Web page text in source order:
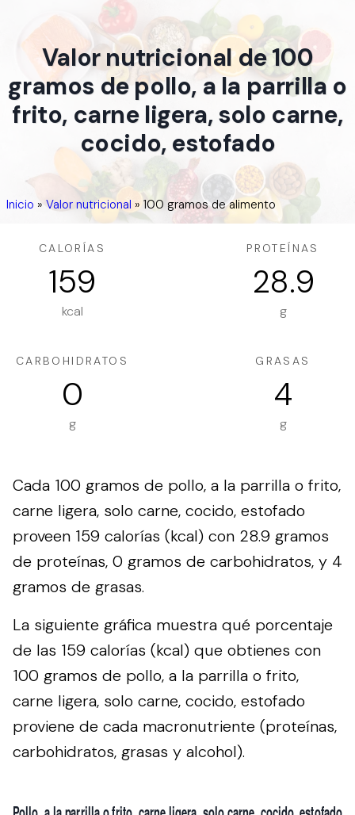
Valor nutricional de 100
gramos de pollo, a la parrilla o
frito, carne ligera, solo carne,
cocido, estofado
Inicio »Valor nutricional » 100 gramos de alimento
CALORÍAS
159
kcal
PROTEÍNAS
28.9
g
CARBOHIDRATOS
0
g
GRASAS
4
g
Cada 100 gramos de pollo, a la parrilla o frito,
carne ligera, solo carne, cocido, estofado
proveen 159 calorías (kcal) con 28.9 gramos
de proteínas, 0 gramos de carbohidratos, y 4
gramos de grasas.
La siguiente gráfica muestra qué porcentaje
de las 159 calorías (kcal) que obtienes con
100 gramos de pollo, a la parrilla o frito,
carne ligera, solo carne, cocido, estofado
proviene de cada macronutriente (proteínas,
carbohidratos, grasas y alcohol).